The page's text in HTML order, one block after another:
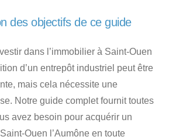
des objectifs de ce guide
dans l’immobilier à Saint-Ouen
d’un entrepôt industriel peut être
mais cela nécessite une
Notre guide complet fournit toutes
avez besoin pour acquérir un
Ouen l’Aumône en toute